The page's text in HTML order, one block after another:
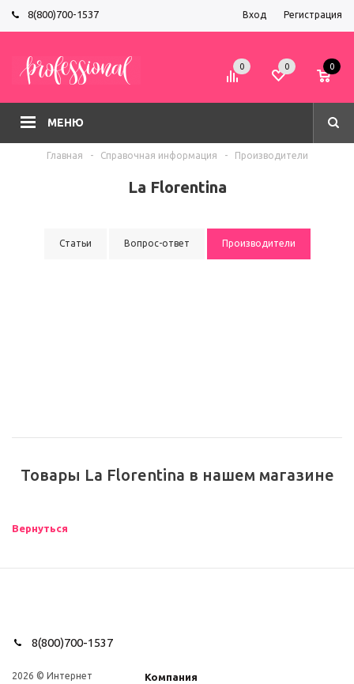
8(800)700-1537 Вход Регистрация
МЕНЮ
0 0 0
Главная - Справочная информация - Производители
La Florentina
Статьи Вопрос-ответ Производители
Товары La Florentina в нашем магазине
Вернуться
8(800)700-1537
2026 © Интернет
Компания